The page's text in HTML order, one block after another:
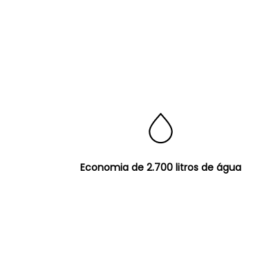
Economia de 2.700 litros de água